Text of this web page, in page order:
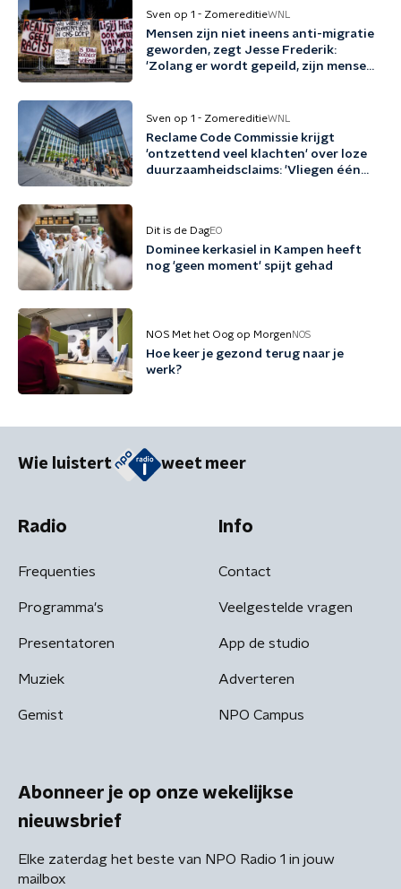
Sven op 1 - ZomereditieWNL
Mensen zijn niet ineens anti-migratie
geworden, zegt Jesse Frederik:
'Zolang er wordt gepeild, zijn mensen
Sven op 1 - ZomereditieWNL
Reclame Code Commissie krijgt
'ontzettend veel klachten' over loze
duurzaamheidsclaims: 'Vliegen één
Dit is de DagEO
Dominee kerkasiel in Kampen heeft
nog 'geen moment' spijt gehad
NOS Met het Oog op Morgen NOS
Hoe keer je gezond terug naar je
werk?
Wie luistert weet meer
Radio
Frequenties
Programma's
Presentatoren
Muziek
Gemist
Info
Contact
Veelgestelde vragen
App de studio
Adverteren
NPO Campus
Abonneer je op onze wekelijkse
nieuwsbrief
Elke zaterdag het beste van NPO Radio 1 in jouw
mailbox